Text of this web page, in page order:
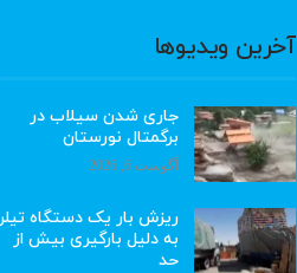
آخرین ویدیوها
جاری شدن سیلاب در
برگمتال نورستان
آگوست 6, 2026
ریزش بار یک دستگاه تیلر
به دلیل بارگیری بیش از
حد